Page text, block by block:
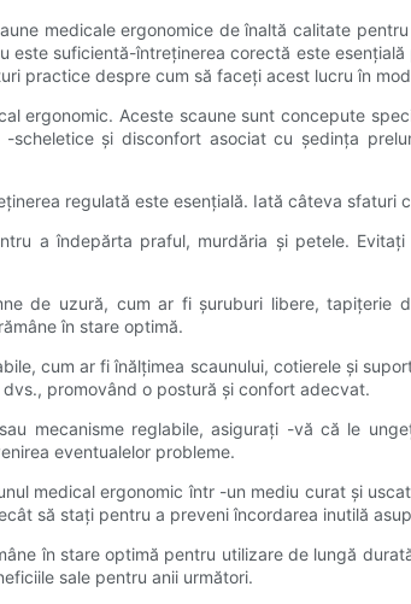
medicale ergonomice de înaltă calitate
este suficientă-întreținerea corectă este
practice despre cum să faceți acest lucru în
ergonomic. Aceste scaune sunt concepute
și disconfort asociat cu ședința
regulată este esențială. Iată câteva sfaturi
a îndepărta praful, murdăria și petele.
de uzură, cum ar fi șuruburi libere, tapițerie
în stare optimă.
cum ar fi înălțimea scaunului, cotierele și
promovând o postură și confort adecvat.
mecanisme reglabile, asigurați -vă că le
eventualelor probleme.
medical ergonomic într -un mediu curat și
să stați pentru a preveni încordarea inutilă
în stare optimă pentru utilizare de lungă
sale pentru anii următori.